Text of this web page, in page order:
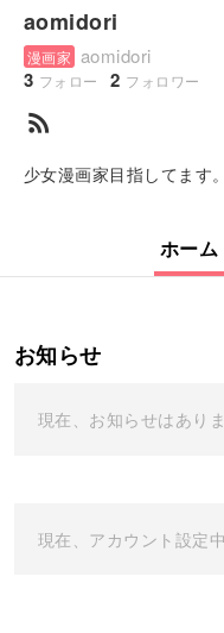
aomidori
漫画家 aomidori
3 フォロー 2 フォロワー
rss_feed
少女漫画家目指してます。
ホーム
お知らせ
現在、お知らせはありま
現在、アカウント設定